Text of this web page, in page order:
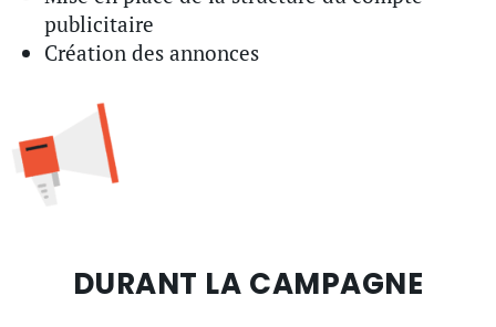
publicitaire
Création des annonces
DURANT LA CAMPAGNE